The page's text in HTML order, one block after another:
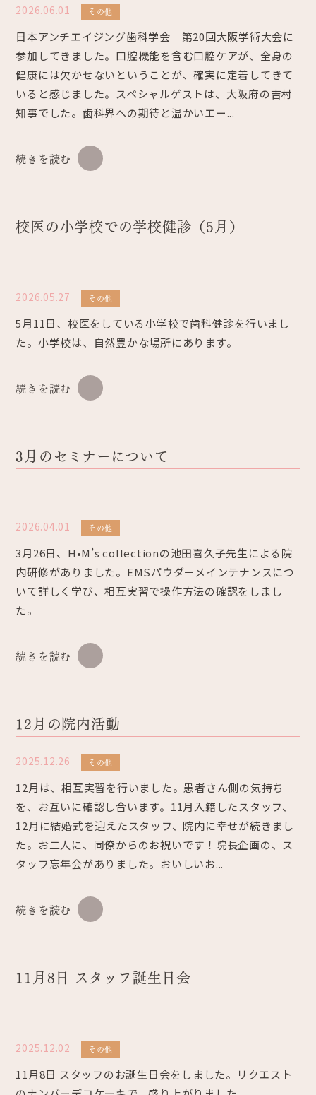
2026.06.01 その他
日本アンチエイジング歯科学会 第20回大阪学術大会に
参加してきました。口腔機能を含む口腔ケアが、全身の
健康には欠かせないということが、確実に定着してきて
いると感じました。スペシャルゲストは、大阪府の吉村
知事でした。歯科界への期待と温かいエー...
続きを読む
校医の小学校での学校健診（5月）
2026.05.27 その他
5月11日、校医をしている小学校で歯科健診を行いまし
た。小学校は、自然豊かな場所にあります。
続きを読む
3月のセミナーについて
2026.04.01 その他
3月26日、H•M’s collectionの池田喜久子先生による院
内研修がありました。EMSパウダーメインテナンスにつ
いて詳しく学び、相互実習で操作方法の確認をしまし
た。
続きを読む
12月の院内活動
2025.12.26 その他
12月は、相互実習を行いました。患者さん側の気持ち
を、お互いに確認し合います。11月入籍したスタッフ、
12月に結婚式を迎えたスタッフ、院内に幸せが続きまし
た。お二人に、同僚からのお祝いです！院長企画の、ス
タッフ忘年会がありました。おいしいお...
続きを読む
11月8日 スタッフ誕生日会
2025.12.02 その他
11月8日 スタッフのお誕生日会をしました。リクエスト